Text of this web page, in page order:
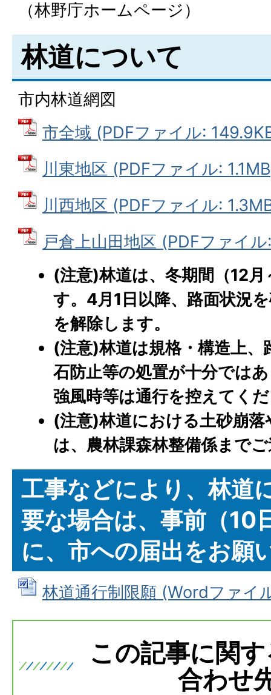
（林野庁ホームページ）
林道について
市内林道網図
市全域 (PDFファイル:
川東地区 (PDFファイル:
川西地区 (PDFファイル:
戸倉上山田地区 (PDFファイ
(注意)林道は、冬期間（12
す。4月1日以降、路面状況
を解除します。
(注意)林道は規格・構造上、
石防止等の処置が十分では
強風時等は通行を控えてく
(注意)林道における土砂崩
は、農林課森林整備係まで
工事などにより、林道
要な場合は、事前（10
に、市への届出をお願
林道通行制限願 (Wordファイ
この記事に関
合わせ